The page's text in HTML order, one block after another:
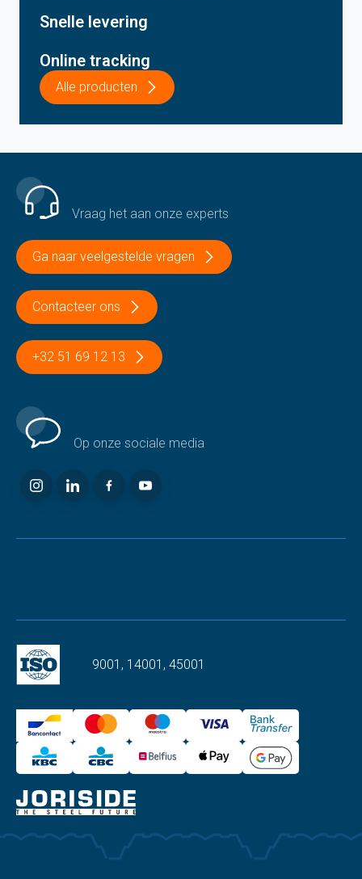
Snelle levering
Online tracking
Alle producten
Vraag het aan onze experts
Ga naar veelgestelde vragen
Contacteer ons
+32 51 69 12 13
Op onze sociale media
9001, 14001, 45001